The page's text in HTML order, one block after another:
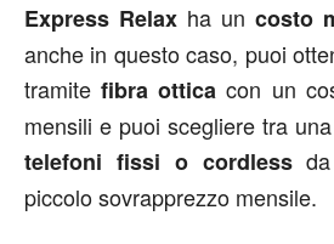
Express Relax ha un costo
anche in questo caso, puoi
tramitefibra ottica con un
mensili e puoi scegliere tra
telefoni fissi o cordlessda
piccolo sovrapprezzo mensile.